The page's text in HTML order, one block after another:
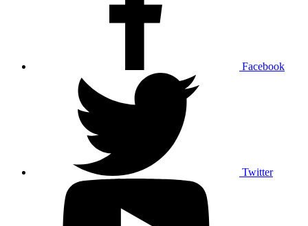
Facebook
Twitter